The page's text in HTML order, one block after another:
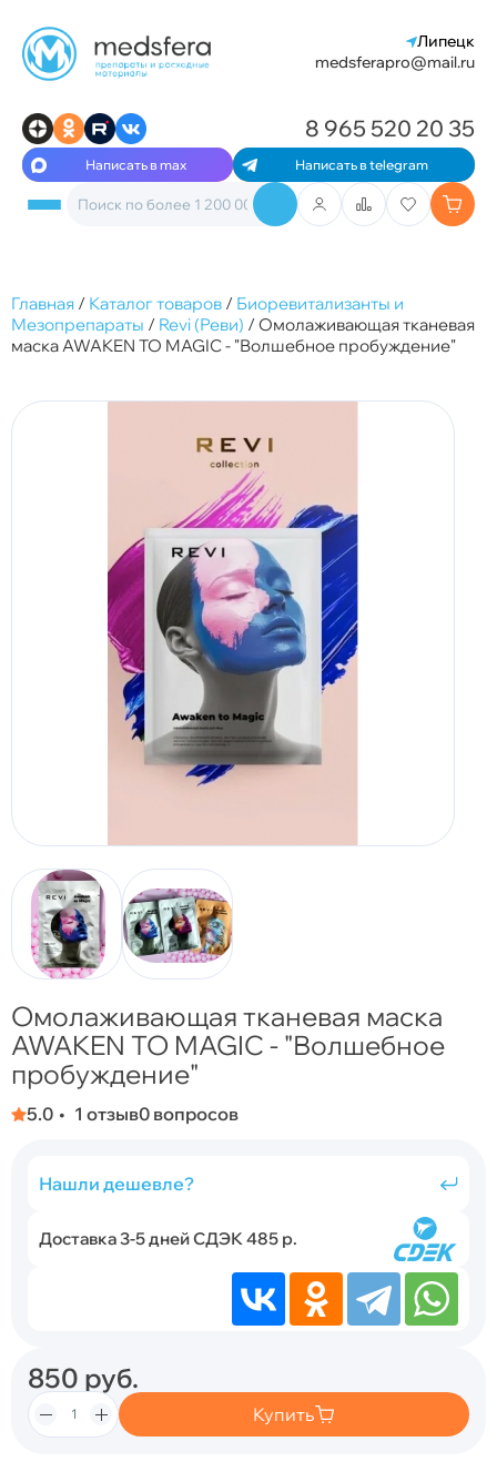
Липецк
medsferapro@mail.ru
Написать в max Написать в telegram
8 965 520 20 35
Главная / Каталог товаров / Биоревитализанты и
Мезопрепараты / Revi (Реви) /Омолаживающая тканевая
маска AWAKEN TO MAGIC - "Волшебное пробуждение"
Омолаживающая тканевая маска
AWAKEN TO MAGIC - "Волшебное
пробуждение"
5.0 1 отзыв0 вопросов
Нашли дешевле?
Доставка 3-5 дней СДЭК 485 р.
850 руб.
Купить